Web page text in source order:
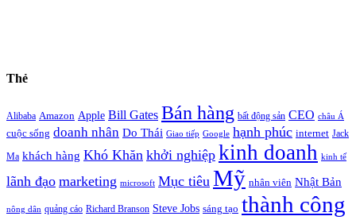
Thẻ
Alibaba Amazon Apple Bill Gates Bán hàng bất động sản CEO châu Á
cuộc sống doanh nhân Do Thái Giao tiếp Google hạnh phúc internet Jack
Ma khách hàng Khó Khăn khởi nghiệp kinh doanh kinh tế
lãnh đạo marketing microsoft Mục tiêu Mỹ nhân viên Nhật Bản
nông dân quảng cáo Richard Branson Steve Jobs sáng tạo thành công